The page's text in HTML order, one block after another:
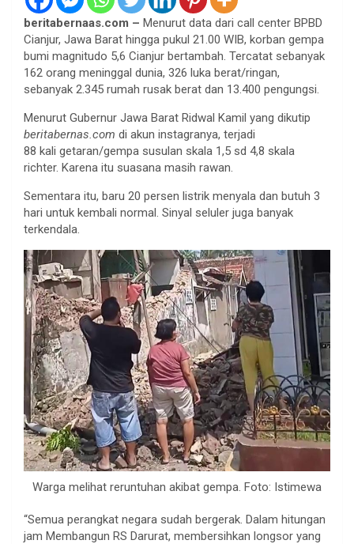
beritabernaas.com – Menurut data dari call center BPBD
Cianjur, Jawa Barat hingga pukul 21.00 WIB, korban gempa
bumi magnitudo 5,6 Cianjur bertambah. Tercatat sebanyak
162 orang meninggal dunia, 326 luka berat/ringan,
sebanyak 2.345 rumah rusak berat dan 13.400 pengungsi.
Menurut Gubernur Jawa Barat Ridwal Kamil yang dikutip
beritabernas.com di akun instagranya, terjadi
88 kali getaran/gempa susulan skala 1,5 sd 4,8 skala
richter. Karena itu suasana masih rawan.
Sementara itu, baru 20 persen listrik menyala dan butuh 3
hari untuk kembali normal. Sinyal seluler juga banyak
terkendala.
Warga melihat reruntuhan akibat gempa. Foto: Istimewa
“Semua perangkat negara sudah bergerak. Dalam hitungan
jam Membangun RS Darurat, membersihkan longsor yang